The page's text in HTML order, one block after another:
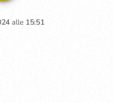
alle 15:51